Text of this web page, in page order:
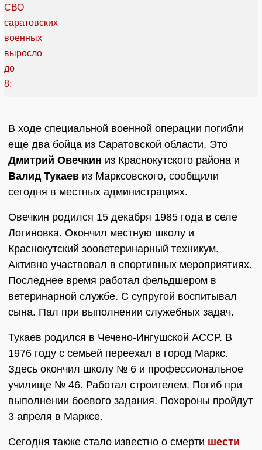
В ходе специальной военной операции погибли
еще два бойца из Саратовской области. Это
Дмитрий Овечкин из Краснокутского района и
Валид Тукаев из Марксовского, сообщили
сегодня в местных администрациях.
Овечкин родился 15 декабря 1985 года в селе
Логиновка. Окончил местную школу и
Краснокутский зооветеринарный техникум.
Активно участвовал в спортивных мероприятиях.
Последнее время работал фельдшером в
ветеринарной службе. С супругой воспитывал
сына. Пал при выполнении служебных задач.
Тукаев родился в Чечено-Ингушской АССР. В
1976 году с семьей переехал в город Маркс.
Здесь окончил школу № 6 и профессиональное
училище № 46. Работал строителем. Погиб при
выполнении боевого задания. Похороны пройдут
3 апреля в Марксе.
Сегодня также стало известно о смерти шести